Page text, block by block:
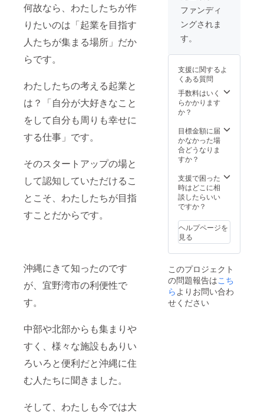
何故なら、わたしたちが作
りたいのは「起業を目指す
人たちが集まる場所」だか
らです。
わたしたちの考える起業と
は？「自分が大好きなこと
をして自分も周りも幸せに
する仕事」です。
そのスタートアップの場と
して認知していただけるこ
とこそ、わたしたちが目指
すことだからです。
沖縄にきて知ったのです
が、宜野湾市の利便性で
す。
中部や北部からも集まりや
すく、様々な施設もありい
ろいろと便利だと沖縄に住
む人たちに聞きました。
そして、わたしも今では大
は微力
広告宣
用いた
だける
と思い
ます。
☆お礼
の手紙
ただい
た方に
スタッ
のメッ
セージ
を 心
を込め
状をお
たしま
す。 ☆
方のお
申込は
いただ
けませ
演の日
きる限
わせて
実施を
いたし
ます。
倉持の
スケ
るた
め、
調整を
き実施
をいた
しま
す。
費、宿
発生す
る場合
用が実
費発生
いたし
ます。
で受け
られま
す。 当
トから
れる情
報は全
て プロ
ジェク
経験を
通して
得たも
用者の
問題が
解決し
たり効
証する
もので
はあり
ませ
ファンディ
ングされま
す。
支援に関するよ
くある質問
手数料はいく
らかかります
か？
目標金額に届
かなかった場
合どうなりま
すか？
支援で困った
時はどこに相
談したらいい
ですか？
ヘルプページを
見る
このプロジェクト
の問題報告はこち
らよりお問い合わ
せください